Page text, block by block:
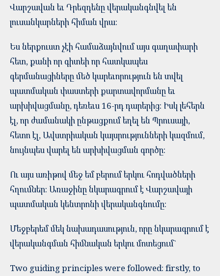
Վարշավան եւ Դրեզդենը վերականգնվել են
լուսանկարների հիման վրա:
Ես ներքուստ չէի համաձայնվում այս գաղափարի
հետ, քանի որ գիտեի որ հատկապես
գերմանացիները մեծ կարեւորություն են տվել
պատմական փաստերի քարտավորմանը եւ
արխիվացմանը, դեռեւս 16-րդ դարերից: Իսկ լեհերն
էլ, որ ժամանակի ընթացքում եղել են Պրուսայի,
հետո էլ, Ավստրիական կայսրությունների կազմում,
նույնպես վարել են արխիվացման գործը:
Ու այս առիթով մեջ եմ բերում երկու հոդվածների
հղումներ: Առաջինը նկարագրում է Վարշավայի
պատմական կենտրոնի վերականգնումը:
Մեջբերեմ մեկ նախադասություն, որը նկարագրում է
վերականգման հիմնական երկու մոտեցում`
Two guiding principles were followed: firstly, to